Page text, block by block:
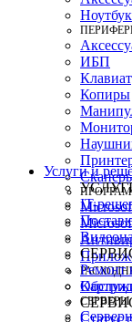
ИБП
Копиры
Услуги и
IT-
Ремонт
Статус